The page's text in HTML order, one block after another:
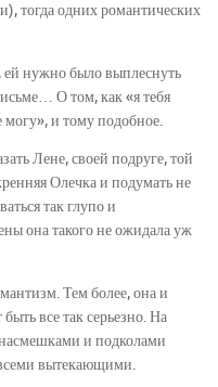
тогда одних романтических
ей нужно было выплеснуть
О том, как «я тебя
и тому подобное.
Лене, своей подруге, той
Олечка и подумать не
так глупо и
она такого не ожидала уж
Тем более, она и
все так серьезно. На
и подколами
вытекающими.